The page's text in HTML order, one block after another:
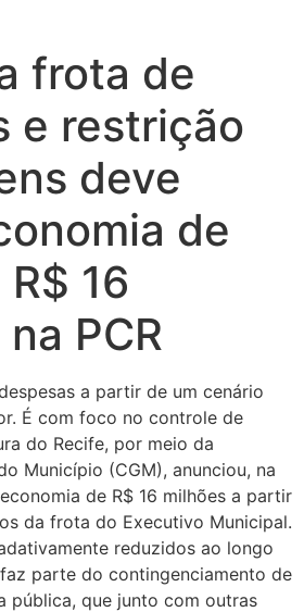
frota de
e restrição
deve
de
16
PCR
a partir de um cenário
É com foco no controle de
do Recife, por meio da
Município (CGM), anunciou, na
de R$ 16 milhões a partir
da frota do Executivo Municipal.
reduzidos ao longo
parte do contingenciamento de
pública, que junto com outras